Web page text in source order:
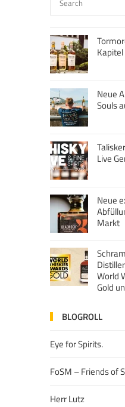
Kapitel
Neue
Souls
Live
Neue
Markt
World
Gold
BLOGROLL
Eye for Spirits.
FoSM – Friends of
Herr Lutz